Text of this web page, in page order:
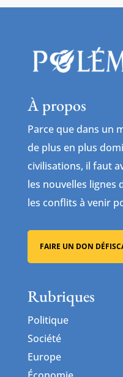
À propos
Parce que dans un
de plus en plus
civilisations, il faut
les nouvelles lignes
les conflits à venir
FAIRE UN DON
Rubriques
Politique
Société
Europe